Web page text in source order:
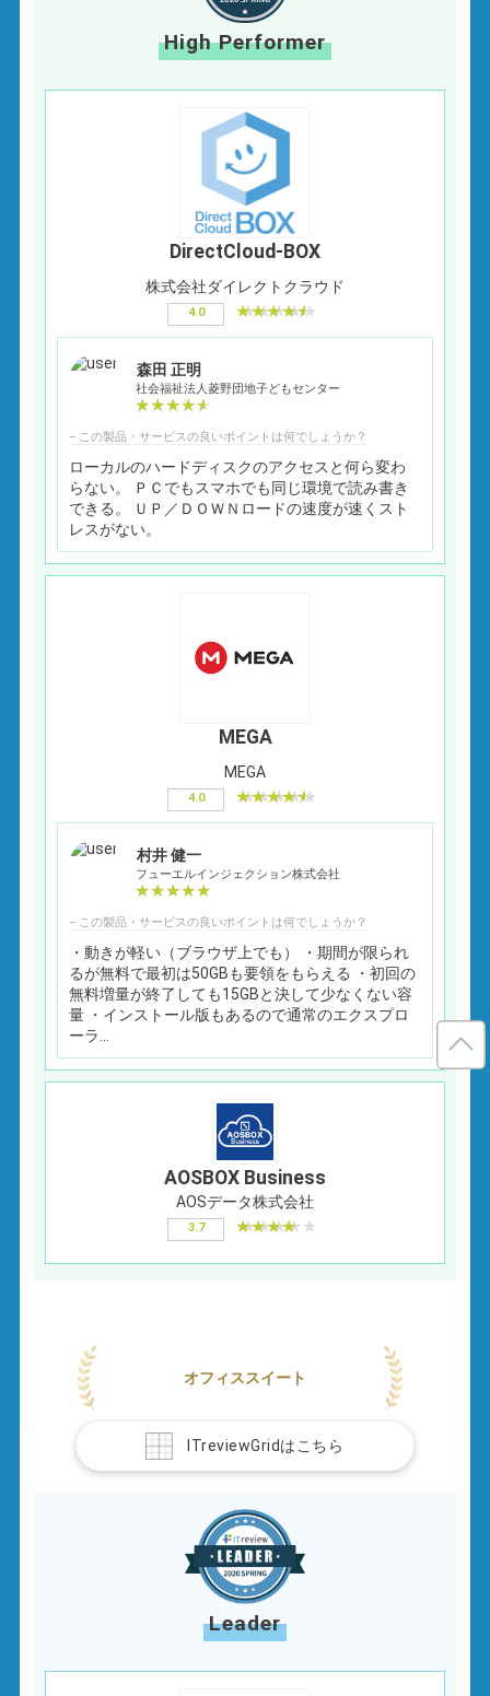
High Performer
DirectCloud-BOX
株式会社ダイレクトクラウド
4.0
森田 正明
社会福祉法人菱野団地子どもセンター
− この製品・サービスの良いポイントは何でしょうか？
ローカルのハードディスクのアクセスと何ら変わ
らない。 ＰＣでもスマホでも同じ環境で読み書き
できる。 ＵＰ／ＤＯＷＮロードの速度が速くスト
レスがない。
MEGA
MEGA
4.0
村井 健一
フューエルインジェクション株式会社
− この製品・サービスの良いポイントは何でしょうか？
・動きが軽い（ブラウザ上でも） ・期間が限られ
るが無料で最初は50GBも要領をもらえる ・初回の
無料増量が終了しても15GBと決して少なくない容
量 ・インストール版もあるので通常のエクスプロ
ーラ...
AOSBOX Business
AOSデータ株式会社
3.7
オフィススイート
ITreviewGridはこちら
Leader